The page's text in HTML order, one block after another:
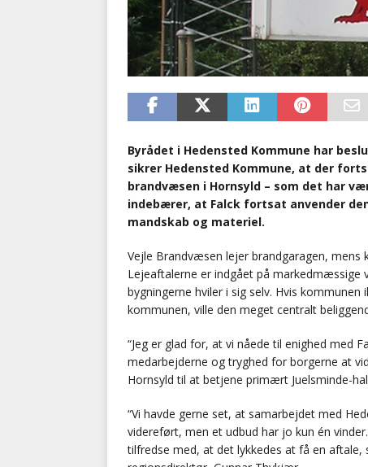
Byrådet i Hedensted Kommune har
sikrer Hedensted Kommune, at der
brandvæsen i Hornsyld – som det har
indebærer, at Falck fortsat anvender
mandskab og materiel.
Vejle Brandvæsen lejer brandgaragen, mens
Lejeaftalerne er indgået på markedmæssige
bygningerne hviler i sig selv. Hvis
kommunen, ville den meget centralt
“Jeg er glad for, at vi nåede til enighed med
medarbejderne og tryghed for borgerne at
Hornsyld til at betjene primært Juelsminde-
“Vi havde gerne set, at samarbejdet med
videreført, men et udbud har jo kun én
tilfredse med, at det lykkedes at få en aftale,